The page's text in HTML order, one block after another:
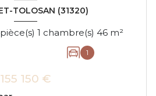
TOLOSAN (31320)
Appartement 2 pièce(s) 1 chambre(s) 46 m²
1
155 150 €